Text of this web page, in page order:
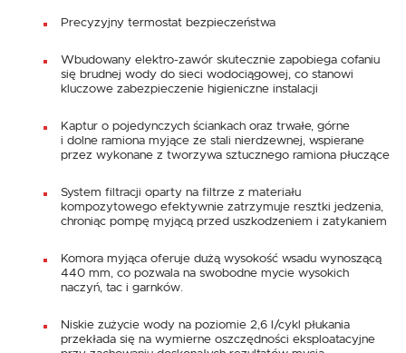
Precyzyjny termostat bezpieczeństwa
Wbudowany elektro-zawór skutecznie zapobiega cofaniu
się brudnej wody do sieci wodociągowej, co stanowi
kluczowe zabezpieczenie higieniczne instalacji
Kaptur o pojedynczych ściankach oraz trwałe, górne
i dolne ramiona myjące ze stali nierdzewnej, wspierane
przez wykonane z tworzywa sztucznego ramiona płuczące
System filtracji oparty na filtrze z materiału
kompozytowego efektywnie zatrzymuje resztki jedzenia,
chroniąc pompę myjącą przed uszkodzeniem i zatykaniem
Komora myjąca oferuje dużą wysokość wsadu wynoszącą
440 mm, co pozwala na swobodne mycie wysokich
naczyń, tac i garnków.
Niskie zużycie wody na poziomie 2,6 l/cykl płukania
przekłada się na wymierne oszczędności eksploatacyjne